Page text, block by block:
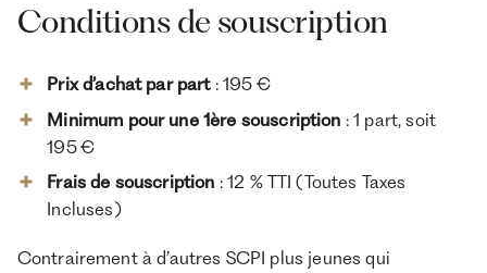
Conditions de souscription
Prix d’achat par part : 195 €
Minimum pour une 1ère souscription : 1 part, soit
195 €
Frais de souscription : 12 % TTI (Toutes Taxes
Incluses)
Contrairement à d’autres SCPI plus jeunes qui